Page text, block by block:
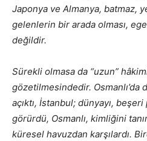
Japonya ve Almanya, batmaz,
gelenlerin bir arada olması,
değildir.
Sürekli olmasa da “uzun”
gözetilmesindedir.
açıktı, İstanbul; dünyayı,
görürdü, Osmanlı, kimliğini
küresel havuzdan karşılardı.